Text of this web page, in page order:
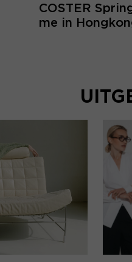
COSTER
me in